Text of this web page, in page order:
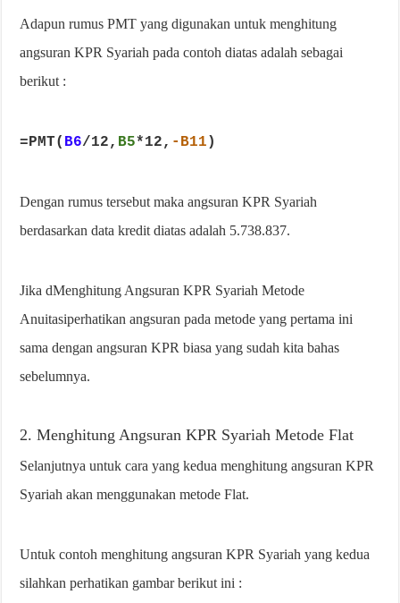
Adapun rumus PMT yang digunakan untuk menghitung
angsuran KPR Syariah pada contoh diatas adalah sebagai
berikut :
=PMT( B6/12, B5*12, -B11 )
Dengan rumus tersebut maka angsuran KPR Syariah
berdasarkan data kredit diatas adalah 5.738.837.
Jika dMenghitung Angsuran KPR Syariah Metode
Anuitasiperhatikan angsuran pada metode yang pertama ini
sama dengan angsuran KPR biasa yang sudah kita bahas
sebelumnya.
2.Menghitung Angsuran KPR Syariah Metode Flat
Selanjutnya untuk cara yang kedua menghitung angsuran KPR
Syariah akan menggunakan metode Flat.
Untuk contoh menghitung angsuran KPR Syariah yang kedua
silahkan perhatikan gambar berikut ini :